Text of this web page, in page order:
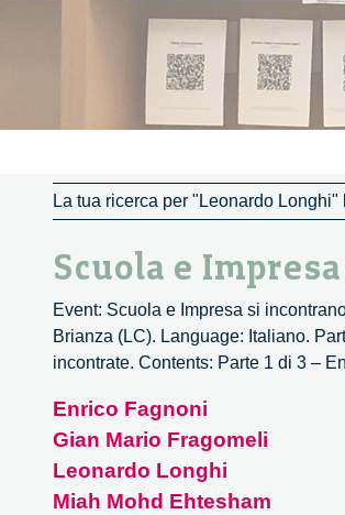
La tua ricerca per "Leonardo Longhi"
Scuola e
Event: Scuola e Impresa si
Brianza (LC). Language: Italiano.
incontrate. Contents: Parte 1 di 3 –
Enrico Fagnoni
Gian Mario Fragomeli
Leonardo Longhi
Miah Mohd Ehtesham